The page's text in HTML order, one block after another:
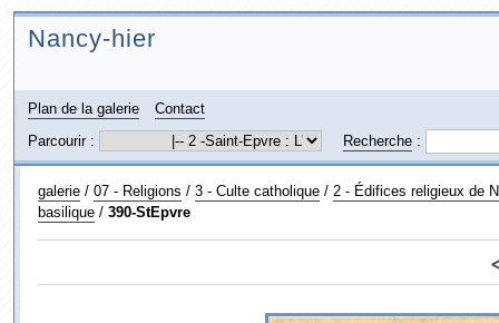
Nancy-hier
Plan de la galerie
Contact
Parcourir :
Recherche:
galerie/ 07 - Religions / 3 - Culte catholique/ 2 - Édifices religieux de
basilique/ 390-StEpvre